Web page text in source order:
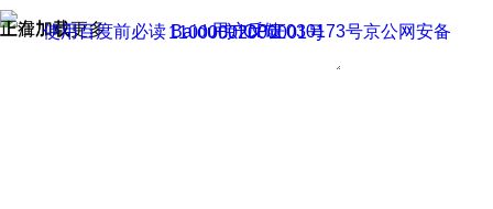
正在加载
上滑加载更多 用户反馈
使用百度前必读 Baidu 京ICP证030173号
京公网安备11000002000001号